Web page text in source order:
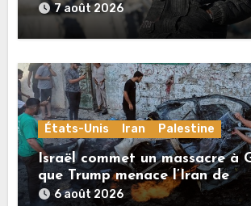
7 août 2026
États-Unis Iran Palestine
Israël commet un massacre à
que Trump menace l’Iran de
«décapitation»
6 août 2026